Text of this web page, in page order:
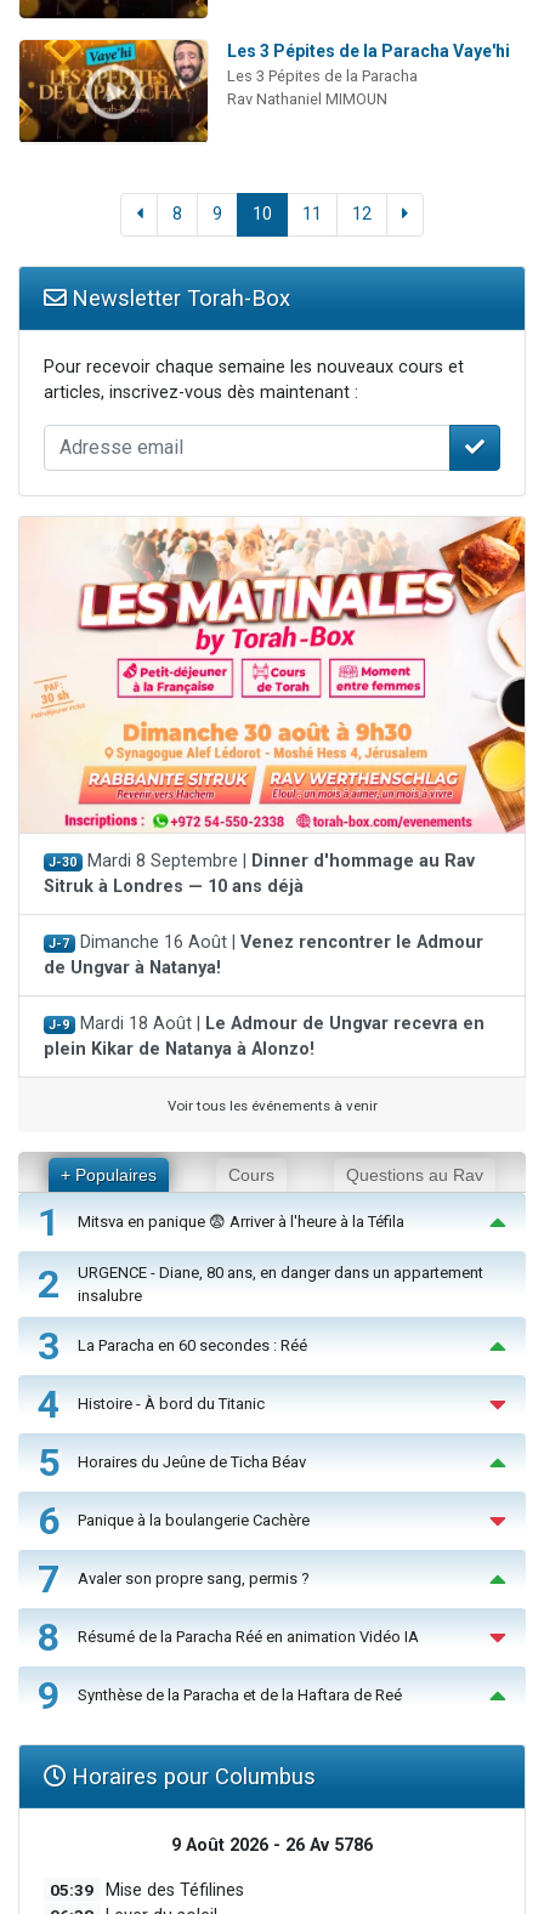
Les 3 Pépites de la Paracha Vaye'hi
Les 3 Pépites de la Paracha
Rav Nathaniel MIMOUN
8 9 10 11 12
Newsletter Torah-Box
Pour recevoir chaque semaine les nouveaux cours et
articles, inscrivez-vous dès maintenant :
J-30 Mardi 8 Septembre |
Dinner d'hommage au Rav
Sitruk à Londres — 10 ans déjà
J-7 Dimanche 16 Août | Venez rencontrer le Admour
de Ungvar à Natanya!
J-9 Mardi 18 Août |
Le Admour de Ungvar recevra en
plein Kikar de Natanya à Alonzo!
Voir tous les événements à venir
+ Populaires Cours Questions au Rav
1 Mitsva en panique 😨 Arriver à l'heure à la Téfila
2
URGENCE - Diane, 80 ans, en danger dans un appartement
insalubre
3 La Paracha en 60 secondes : Réé
4 Histoire - À bord du Titanic
5 Horaires du Jeûne de Ticha Béav
6 Panique à la boulangerie Cachère
7 Avaler son propre sang, permis ?
8 Résumé de la Paracha Réé en animation Vidéo IA
9 Synthèse de la Paracha et de la Haftara de Reé
Horaires pour Columbus
9 Août 2026 - 26 Av 5786
05:39 Mise des Téfilines